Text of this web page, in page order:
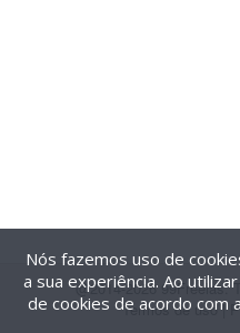
@2014-2026 99Freelas.
Termos de uso|
Nós fazemos uso de
a sua experiência. Ao
de cookies de acordo com